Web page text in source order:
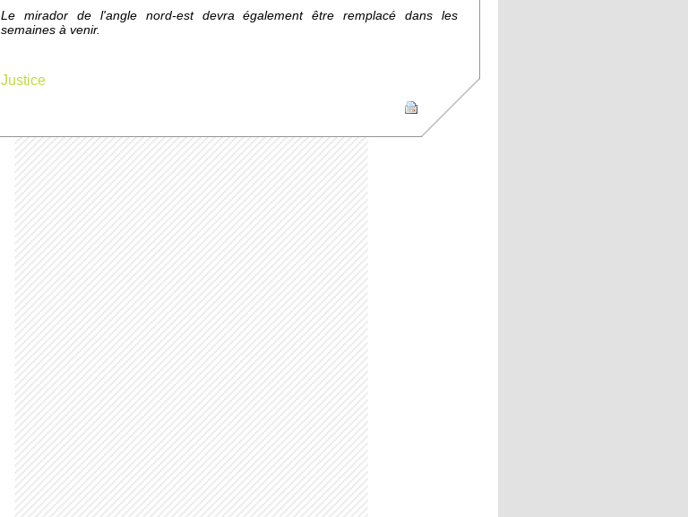
Le mirador de l'angle nord-est devra également être remplacé dans les
semaines à venir.
Justice